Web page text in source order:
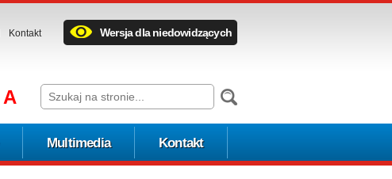
Kontakt Wersja dla niedowidzących
A
Multimedia Kontakt